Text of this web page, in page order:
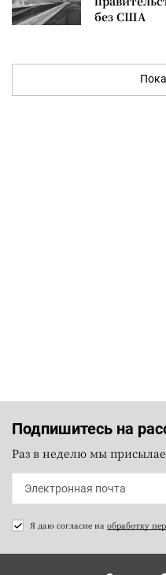
без США
Подпишитесь на
Раз в неделю мы
Я даю согласие на обработку